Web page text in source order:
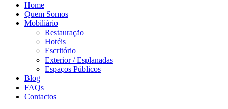
Home
Quem Somos
Mobiliário
Restauração
Hotéis
Escritório
Exterior / Esplanadas
Espaços Públicos
Blog
FAQs
Contactos